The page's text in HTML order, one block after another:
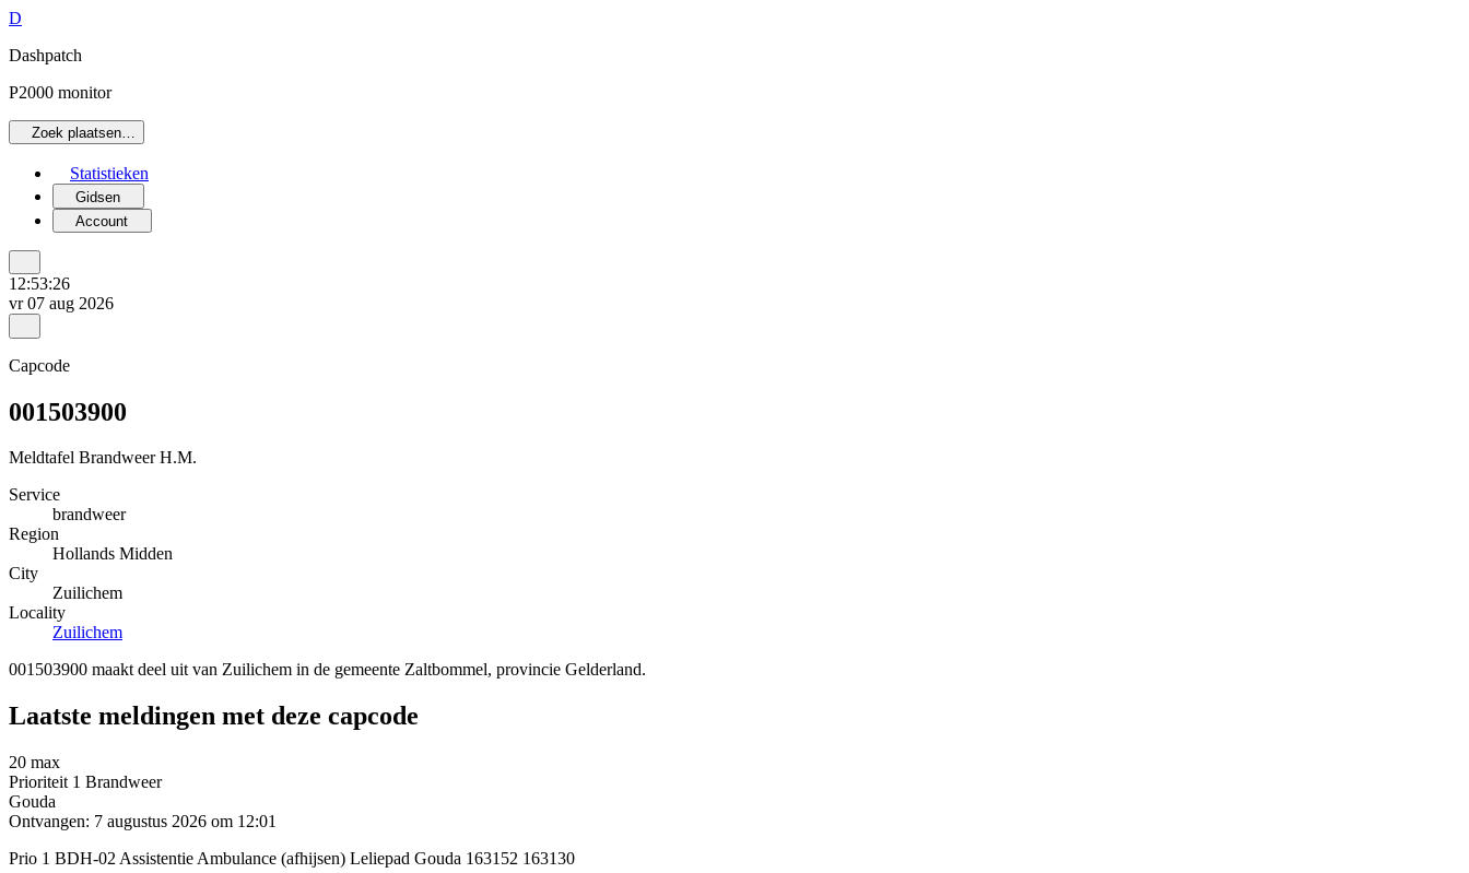
D
Dashpatch
P2000 monitor
Zoek plaatsen…
Statistieken
Gidsen
Account
12:53:26
vr 07 aug 2026
Capcode
001503900
Meldtafel Brandweer H.M.
Service
brandweer
Region
Hollands Midden
City
Zuilichem
Locality
Zuilichem
001503900 maakt deel uit van Zuilichem in de gemeente Zaltbommel, provincie Gelderland.
Laatste meldingen met deze capcode
20 max
Prioriteit 1 Brandweer
Gouda
Ontvangen: 7 augustus 2026 om 12:01
Prio 1 BDH-02 Assistentie Ambulance (afhijsen) Leliepad Gouda 163152 163130